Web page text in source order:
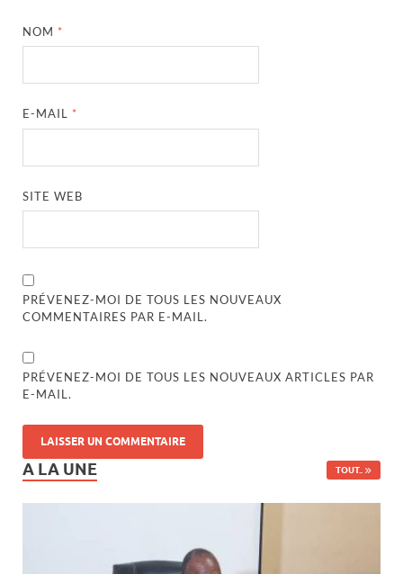
NOM *
E-MAIL *
SITE WEB
PRÉVENEZ-MOI DE TOUS LES NOUVEAUX
COMMENTAIRES PAR E-MAIL.
PRÉVENEZ-MOI DE TOUS LES NOUVEAUX ARTICLES PAR
E-MAIL.
A LA UNE TOUT..